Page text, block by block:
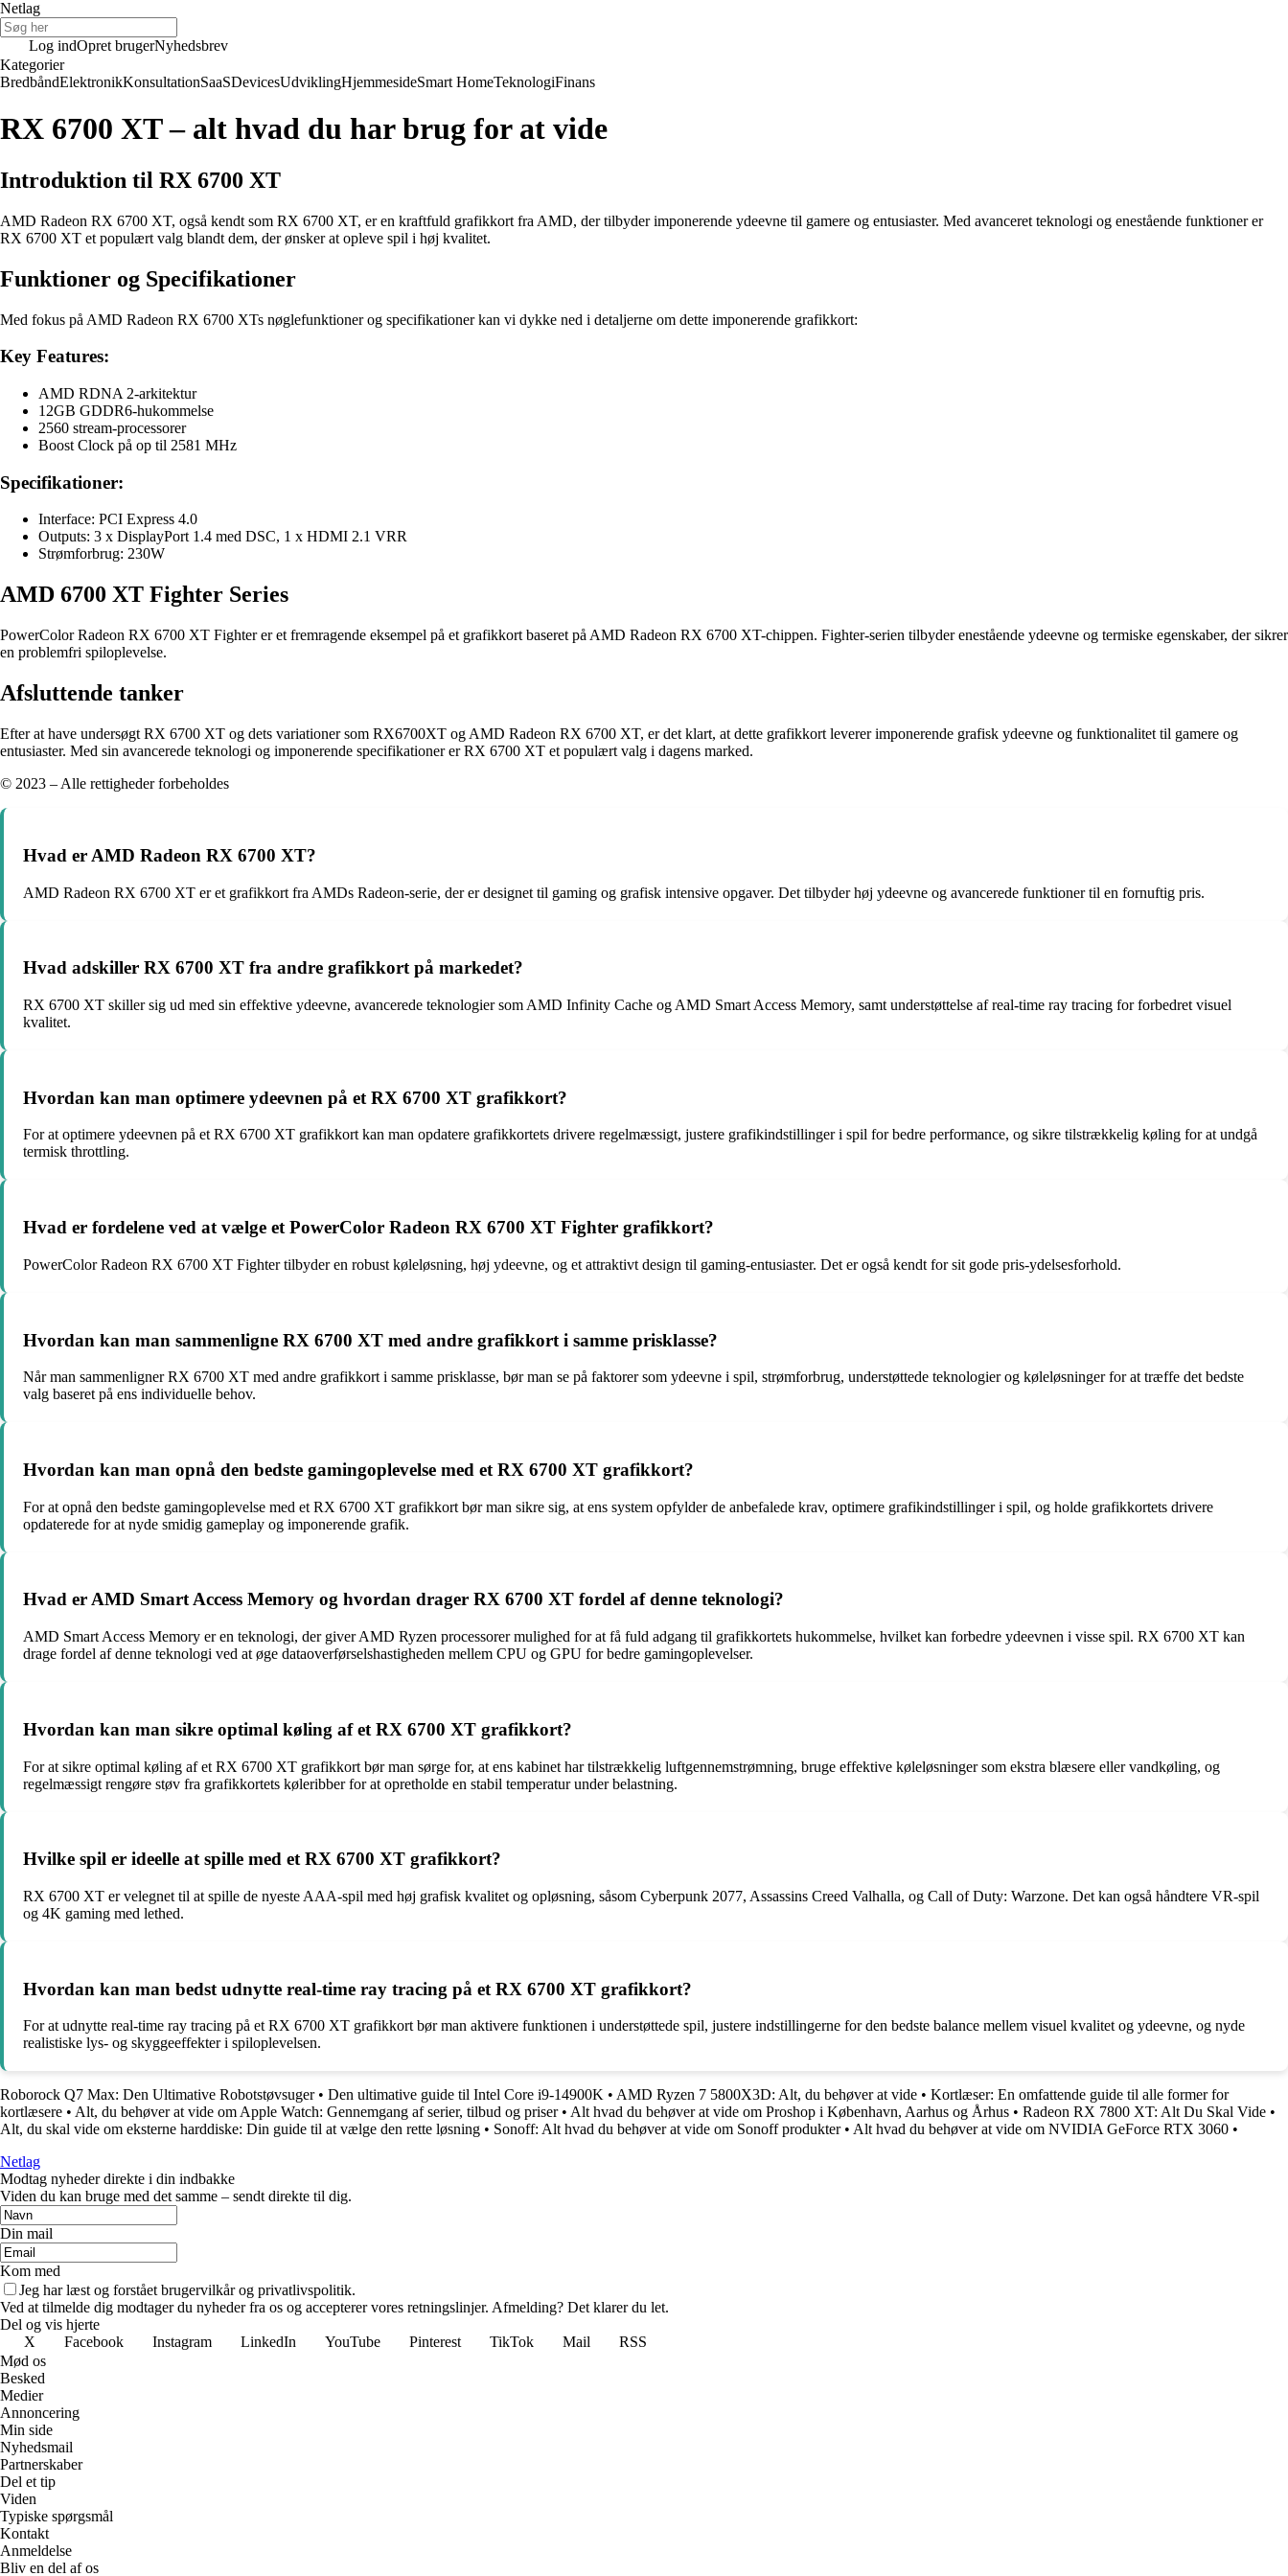
Netlag
Log indOpret brugerNyhedsbrev
Kategorier
BredbåndElektronikKonsultationSaaSDevicesUdviklingHjemmesideSmart HomeTeknologiFinans
RX 6700 XT – alt hvad du har brug for at vide
Introduktion til RX 6700 XT
AMD Radeon RX 6700 XT, også kendt som RX 6700 XT, er en kraftfuld grafikkort fra AMD, der tilbyder imponerende ydeevne til gamere og entusiaster. Med avanceret teknologi og enestående funktioner er
RX 6700 XT et populært valg blandt dem, der ønsker at opleve spil i høj kvalitet.
Funktioner og Specifikationer
Med fokus på AMD Radeon RX 6700 XTs nøglefunktioner og specifikationer kan vi dykke ned i detaljerne om dette imponerende grafikkort:
Key Features:
AMD RDNA 2-arkitektur
12GB GDDR6-hukommelse
2560 stream-processorer
Boost Clock på op til 2581 MHz
Specifikationer:
Interface: PCI Express 4.0
Outputs: 3 x DisplayPort 1.4 med DSC, 1 x HDMI 2.1 VRR
Strømforbrug: 230W
AMD 6700 XT Fighter Series
PowerColor Radeon RX 6700 XT Fighter er et fremragende eksempel på et grafikkort baseret på AMD Radeon RX 6700 XT-chippen. Fighter-serien tilbyder enestående ydeevne og termiske egenskaber, der sikrer
en problemfri spiloplevelse.
Afsluttende tanker
Efter at have undersøgt RX 6700 XT og dets variationer som RX6700XT og AMD Radeon RX 6700 XT, er det klart, at dette grafikkort leverer imponerende grafisk ydeevne og funktionalitet til gamere og
entusiaster. Med sin avancerede teknologi og imponerende specifikationer er RX 6700 XT et populært valg i dagens marked.
© 2023 – Alle rettigheder forbeholdes
Hvad er AMD Radeon RX 6700 XT?
AMD Radeon RX 6700 XT er et grafikkort fra AMDs Radeon-serie, der er designet til gaming og grafisk intensive opgaver. Det tilbyder høj ydeevne og avancerede funktioner til en fornuftig pris.
Hvad adskiller RX 6700 XT fra andre grafikkort på markedet?
RX 6700 XT skiller sig ud med sin effektive ydeevne, avancerede teknologier som AMD Infinity Cache og AMD Smart Access Memory, samt understøttelse af real-time ray tracing for forbedret visuel
kvalitet.
Hvordan kan man optimere ydeevnen på et RX 6700 XT grafikkort?
For at optimere ydeevnen på et RX 6700 XT grafikkort kan man opdatere grafikkortets drivere regelmæssigt, justere grafikindstillinger i spil for bedre performance, og sikre tilstrækkelig køling for at undgå
termisk throttling.
Hvad er fordelene ved at vælge et PowerColor Radeon RX 6700 XT Fighter grafikkort?
PowerColor Radeon RX 6700 XT Fighter tilbyder en robust køleløsning, høj ydeevne, og et attraktivt design til gaming-entusiaster. Det er også kendt for sit gode pris-ydelsesforhold.
Hvordan kan man sammenligne RX 6700 XT med andre grafikkort i samme prisklasse?
Når man sammenligner RX 6700 XT med andre grafikkort i samme prisklasse, bør man se på faktorer som ydeevne i spil, strømforbrug, understøttede teknologier og køleløsninger for at træffe det bedste
valg baseret på ens individuelle behov.
Hvordan kan man opnå den bedste gamingoplevelse med et RX 6700 XT grafikkort?
For at opnå den bedste gamingoplevelse med et RX 6700 XT grafikkort bør man sikre sig, at ens system opfylder de anbefalede krav, optimere grafikindstillinger i spil, og holde grafikkortets drivere
opdaterede for at nyde smidig gameplay og imponerende grafik.
Hvad er AMD Smart Access Memory og hvordan drager RX 6700 XT fordel af denne teknologi?
AMD Smart Access Memory er en teknologi, der giver AMD Ryzen processorer mulighed for at få fuld adgang til grafikkortets hukommelse, hvilket kan forbedre ydeevnen i visse spil. RX 6700 XT kan
drage fordel af denne teknologi ved at øge dataoverførselshastigheden mellem CPU og GPU for bedre gamingoplevelser.
Hvordan kan man sikre optimal køling af et RX 6700 XT grafikkort?
For at sikre optimal køling af et RX 6700 XT grafikkort bør man sørge for, at ens kabinet har tilstrækkelig luftgennemstrømning, bruge effektive køleløsninger som ekstra blæsere eller vandkøling, og
regelmæssigt rengøre støv fra grafikkortets køleribber for at opretholde en stabil temperatur under belastning.
Hvilke spil er ideelle at spille med et RX 6700 XT grafikkort?
RX 6700 XT er velegnet til at spille de nyeste AAA-spil med høj grafisk kvalitet og opløsning, såsom Cyberpunk 2077, Assassins Creed Valhalla, og Call of Duty: Warzone. Det kan også håndtere VR-spil
og 4K gaming med lethed.
Hvordan kan man bedst udnytte real-time ray tracing på et RX 6700 XT grafikkort?
For at udnytte real-time ray tracing på et RX 6700 XT grafikkort bør man aktivere funktionen i understøttede spil, justere indstillingerne for den bedste balance mellem visuel kvalitet og ydeevne, og nyde
realistiske lys- og skyggeeffekter i spiloplevelsen.
Roborock Q7 Max: Den Ultimative Robotstøvsuger• Den ultimative guide til Intel Core i9-14900K • AMD Ryzen 7 5800X3D: Alt, du behøver at vide • Kortlæser: En omfattende guide til alle former for
kortlæsere • Alt, du behøver at vide om Apple Watch: Gennemgang af serier, tilbud og priser• Alt hvad du behøver at vide om Proshop i København, Aarhus og Århus • Radeon RX 7800 XT: Alt Du Skal Vide •
Alt, du skal vide om eksterne harddiske: Din guide til at vælge den rette løsning • Sonoff: Alt hvad du behøver at vide om Sonoff produkter• Alt hvad du behøver at vide om NVIDIA GeForce RTX 3060 •
Netlag
Modtag nyheder direkte i din indbakke
Viden du kan bruge med det samme – sendt direkte til dig.
Din mail
Kom med
Jeg har læst og forstået brugervilkår og privatlivspolitik.
Ved at tilmelde dig modtager du nyheder fra os og accepterer vores retningslinjer. Afmelding? Det klarer du let.
Del og vis hjerte
X
Facebook Instagram LinkedIn YouTube Pinterest TikTok Mail
RSS
Mød os
Besked
Medier
Annoncering
Min side
Nyhedsmail
Partnerskaber
Del et tip
Viden
Typiske spørgsmål
Kontakt
Anmeldelse
Bliv en del af os